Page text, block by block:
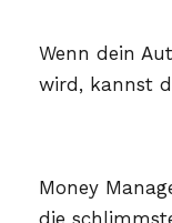
Wenn dein
wird, kannst
Money